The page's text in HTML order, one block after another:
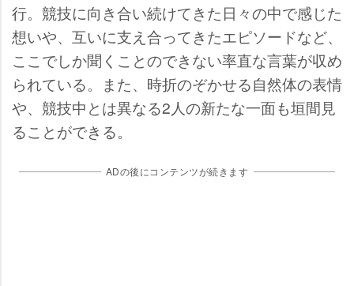
行。競技に向き合い続けてきた日々の中で感じた
想いや、互いに支え合ってきたエピソードなど、
ここでしか聞くことのできない率直な言葉が収め
られている。また、時折のぞかせる自然体の表情
、競技中とは異なる2人の新たな一面も垣間見
ることができる。
ADの後にコンテンツが続きます